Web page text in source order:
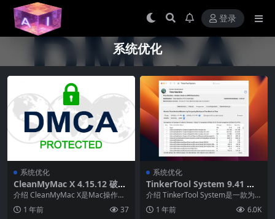
登录
系统优化
系统优化
CleanMyMac X 4.15.12 破解
版 – macOS清理与优化神器
介绍 CleanMyMac X是Mac操作系
统上最优秀的系统优化和清理软件
之一，...
1 年前 37
系统优化
TinkerTool System 9.41 破
解版 – 深度系统定制与优化工
介绍 TinkerTool System是一款为A
pple Macintosh计...
1 年前 6.0K